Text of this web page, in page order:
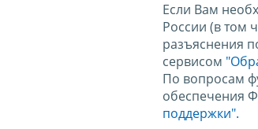
Если Вам
России (в том
разъяснения
сервисом
По вопросам
обеспечения
поддержки".